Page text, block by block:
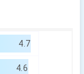
4.7
4.6